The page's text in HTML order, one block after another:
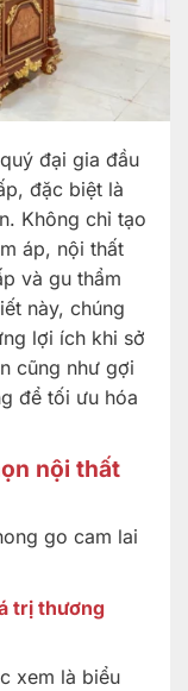
đại gia đầu
đặc biệt là
Không chỉ tạo
áp, nội thất
và gu thẩm
này, chúng
lợi ích khi sở
cũng như gợi
để tối ưu hóa
nội thất
trị thương
xem là biểu